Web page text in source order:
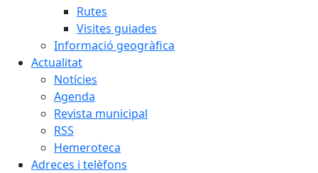
Rutes
Visites guiades
Informació geogràfica
Actualitat
Notícies
Agenda
Revista municipal
RSS
Hemeroteca
Adreces i telèfons